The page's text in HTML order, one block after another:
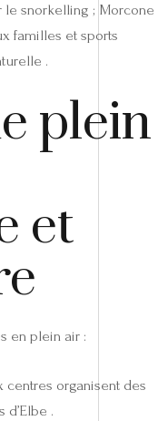
snorkelling ; Morcone
familles et sports
.
plein
et
en plein air :
centres organisent des
.